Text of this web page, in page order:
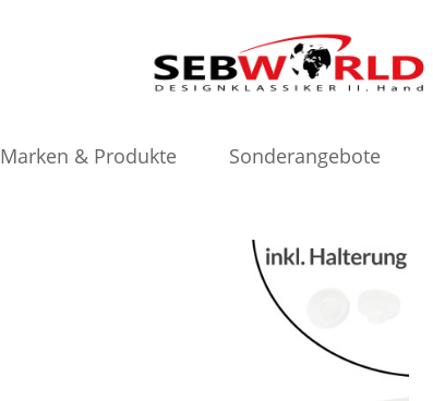
Marken & Produkte Sonderangebote